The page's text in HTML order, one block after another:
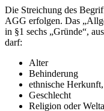
Die Streichung des
AGG erfolgen. Das
in §1 sechs „Gründe“,
darf:
Alter
Behinderung
ethnische
Geschlecht
Religion oder